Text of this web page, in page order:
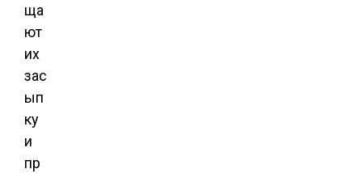
ща
ют
их
зас
ып
ку
и
пр